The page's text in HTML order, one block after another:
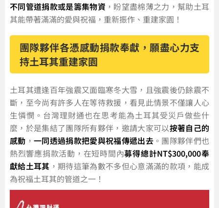
不同管道捐款或是籌集物資 ，盼望盡棉薄之力，幫助土耳
其能帶著滿滿的愛與祝福，重新振作、重建家園！
團隊夥伴各憑感動捐款奉獻，願盡心力支
持土耳其重建家園
土耳其遭逢百年強震又面臨寒冬大雪，且強震後仍餘震不
斷，至今尚有許多人在等待救援，看見此情景不僅讓人心
生憐憫。台灣理財通也在思考能為土耳其受災戶做些什
麼，於是集結了團隊所有夥伴，邀請大家可以按著自己的
感動 ，一同透過捐款把愛與祝福傳遞出去 。團隊夥伴們也
熱烈響應捐款活動，在短時間內募得總計NT$300,000奉
獻給土耳其 ，期待這筆為數不多但心意滿滿的款項，能成
為祝福土耳其的管道之一！